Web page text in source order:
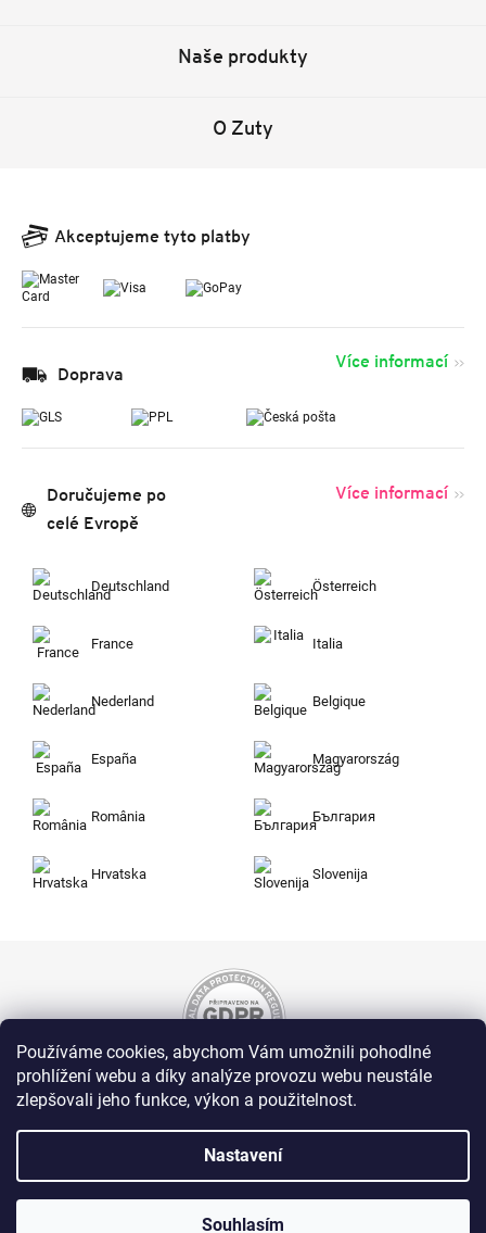
Používáme cookies, abychom Vám umožnili pohodlné
prohlížení webu a díky analýze provozu webu neustále
zlepšovali jeho funkce, výkon a použitelnost.
Nastavení
Souhlasím
Naše produkty
O Zuty
Akceptujeme tyto platby
Doprava
Více informací
Doručujeme po
celé Evropě
Více informací
Deutschland Österreich
France Italia
Nederland Belgique
España Magyarország
România България
Hrvatska Slovenija
Nakupujte na Zuty bezpečně a bez obav. Díky
prohlížečem a serverem se přenášejí v
zašifrované podobě.